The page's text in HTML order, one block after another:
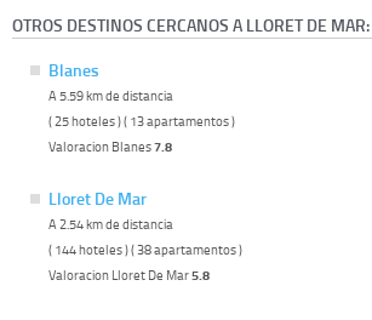
OTROS DESTINOS CERCANOS A LLORET DE MAR:
Blanes
A 5.59 km de distancia
( 25 hoteles ) ( 13 apartamentos )
Valoracion Blanes7.8
Lloret De Mar
A 2.54 km de distancia
( 144 hoteles ) ( 38 apartamentos )
Valoracion Lloret De Mar5.8